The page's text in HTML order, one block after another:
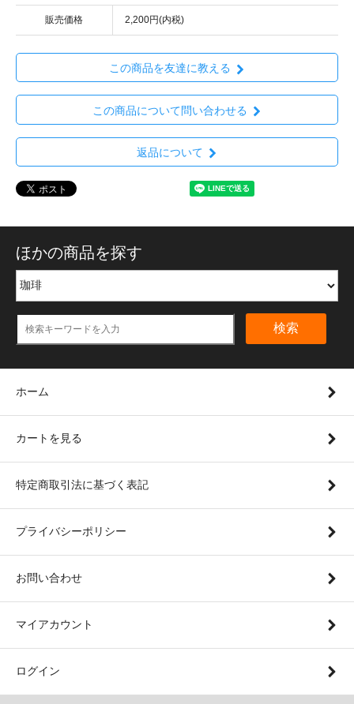
販売価格 2,200円(内税)
この商品を友達に教える
この商品について問い合わせる
返品について
ほかの商品を探す
検索
ホーム
カートを見る
特定商取引法に基づく表記
プライバシーポリシー
お問い合わせ
マイアカウント
ログイン